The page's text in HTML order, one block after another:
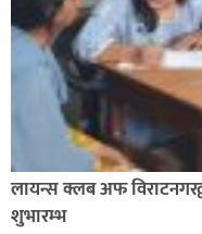
लायन्स क्लब अफ
शुभारम्भ